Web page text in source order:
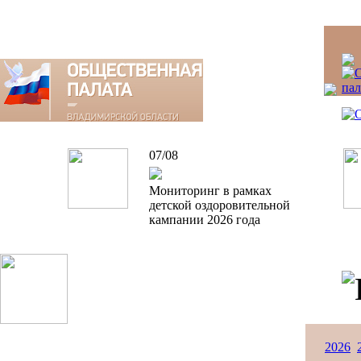
07/08
Мониторинг в рамках
детской оздоровительной
кампании 2026 года
2026